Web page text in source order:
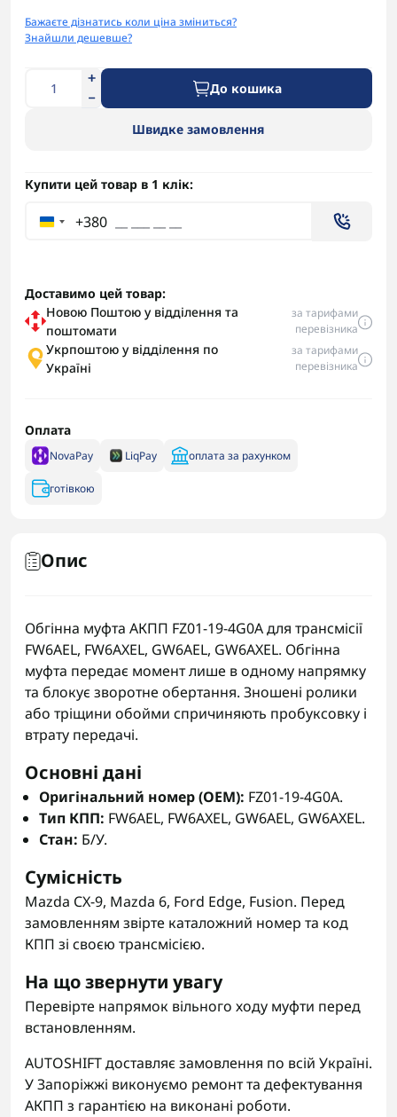
Бажаєте дізнатись коли ціна зміниться?
Знайшли дешевше?
До кошика
Швидке замовлення
Купити цей товар в 1 клік:
+380
Доставимо цей товар:
Новою Поштою у відділення та
поштомати
за тарифами
перевізника
Укрпоштою у відділення по
Україні
за тарифами
перевізника
Оплата
NovaPay LiqPay оплата за рахунком
готівкою
Опис
Обгінна муфта АКПП FZ01-19-4G0A для трансмісії
FW6AEL, FW6AXEL, GW6AEL, GW6AXEL. Обгінна
муфта передає момент лише в одному напрямку
та блокує зворотне обертання. Зношені ролики
або тріщини обойми спричиняють пробуксовку і
втрату передачі.
Основні дані
Оригінальний номер (OEM): FZ01-19-4G0A.
Тип КПП: FW6AEL, FW6AXEL, GW6AEL, GW6AXEL.
Стан: Б/У.
Сумісність
Mazda CX-9, Mazda 6, Ford Edge, Fusion. Перед
замовленням звірте каталожний номер та код
КПП зі своєю трансмісією.
На що звернути увагу
Перевірте напрямок вільного ходу муфти перед
встановленням.
AUTOSHIFT доставляє замовлення по всій Україні.
У Запоріжжі виконуємо ремонт та дефектування
АКПП з гарантією на виконані роботи.